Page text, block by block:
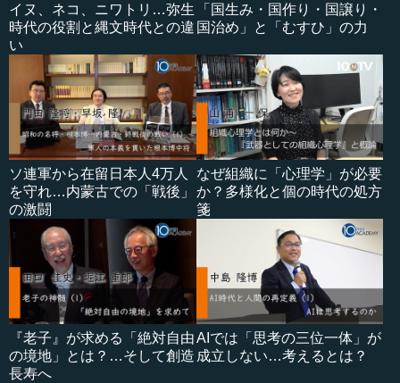
イヌ、ネコ、ニワトリ…弥生
時代の役割と縄文時代との違
い
「国生み・国作り・国譲り・
国治め」と「むすひ」の力
ソ連軍から在留日本人4万人
を守れ…内蒙古での「戦後」
の激闘
なぜ組織に「心理学」が必要
か？多様化と個の時代の処方
箋
『老子』が求める「絶対自由
の境地」とは？…そして創造
長寿へ
AIでは「思考の三位一体」が
成立しない…考えるとは？